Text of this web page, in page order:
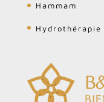
Hammam
Hydrothérapie